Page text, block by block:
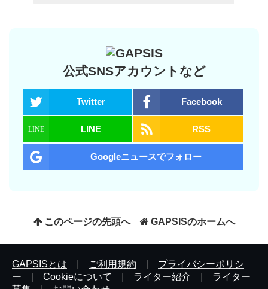
公式SNSアカウントなど
Twitter Facebook
LINE RSS
Googleニュースでフォロー
このページの先頭へ GAPSISのホームへ
GAPSISとは ご利用規約
プライバシーポリシ
ー
Cookieについて ライター紹介
ライター